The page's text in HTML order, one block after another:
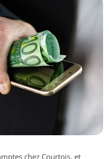
chez Courtois, et